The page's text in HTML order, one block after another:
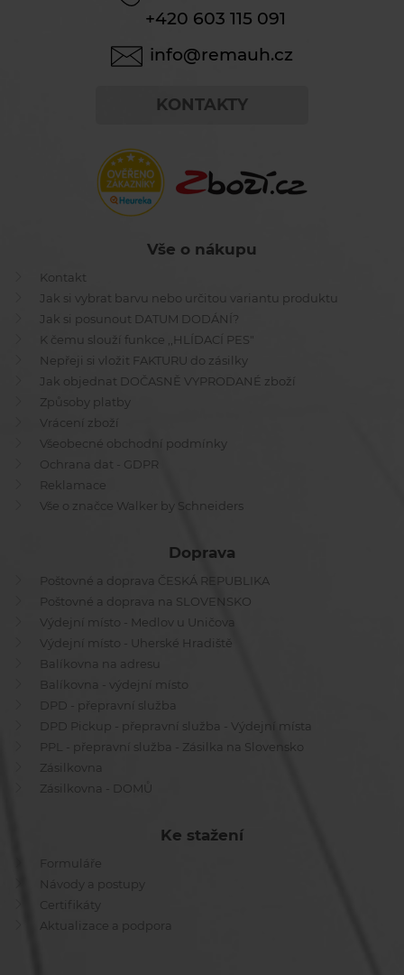
+420 603 115 091
info@remauh.cz
KONTAKTY
Vše o nákupu
Kontakt
Jak si vybrat barvu nebo určitou variantu produktu
Jak si posunout DATUM DODÁNÍ?
K čemu slouží funkce ,,HLÍDACÍ PES"
Nepřeji si vložit FAKTURU do zásilky
Jak objednat DOČASNĚ VYPRODANÉ zboží
Způsoby platby
Vrácení zboží
Všeobecné obchodní podmínky
Ochrana dat - GDPR
Reklamace
Vše o značce Walker by Schneiders
Doprava
Poštovné a doprava ČESKÁ REPUBLIKA
Poštovné a doprava na SLOVENSKO
Výdejní místo - Medlov u Uničova
Výdejní místo - Uherské Hradiště
Balíkovna na adresu
Balíkovna - výdejní místo
DPD - přepravní služba
DPD Pickup - přepravní služba - Výdejní místa
PPL - přepravní služba - Zásilka na Slovensko
Zásilkovna
Zásilkovna - DOMŮ
Ke stažení
Formuláře
Návody a postupy
Certifikáty
Aktualizace a podpora